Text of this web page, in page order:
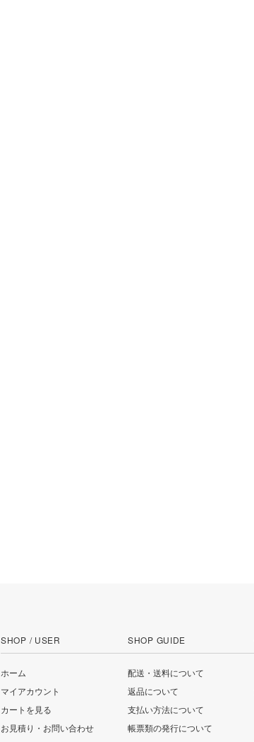
SHOP / USER
ホーム
マイアカウント
カートを見る
お見積り・お問い合わせ
SHOP GUIDE
配送・送料について
返品について
支払い方法について
帳票類の発行について